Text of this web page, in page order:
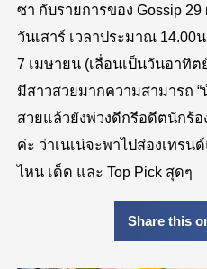
ซา กับรายการของ Gossip
วันเสาร์ เวลาประมาณ 14.00
7 เมษายน (เลื่อนเป็นวันอาทิ
มีสาวสวยมากความสามารถ “
สวยแล้วยังพ่วงดีกรีอดีตนักร้
ค่ะ ว่าเนเน่จะพาไปส่องเทร
ไหน เด็ด และ Top Pick สุดๆ
Share this